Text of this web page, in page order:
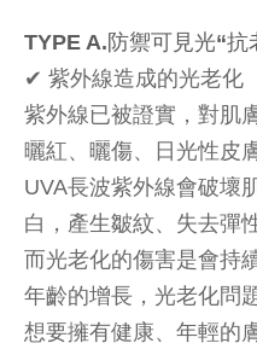
TYPE A.防禦可見光“抗
✔︎ 紫外線造成的光老化
紫外線已被證實，對肌
曬紅、曬傷、日光性皮
UVA長波紫外線會破壞
白，產生皺紋、失去彈
而光老化的傷害是會持
年齡的增長，光老化問
想要擁有健康、年輕的